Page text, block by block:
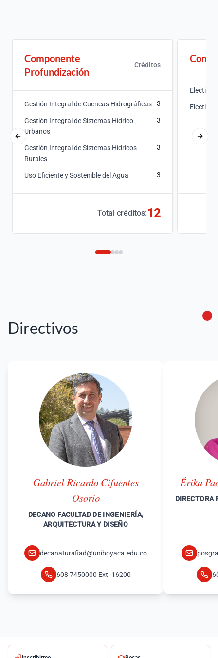
Componente
Profundización
Créditos
Gestión Integral de Cuencas Hidrográficas 3
Gestión Integral de Sistemas Hídrico
Urbanos
3
Gestión Integral de Sistemas Hídricos
Rurales
3
Uso Eficiente y Sostenible del Agua 3
Total créditos:12
Electiva I
Electiva II
Directivos
Gabriel Ricardo Cifuentes
Osorio
DECANO FACULTAD DE INGENIERÍA,
ARQUITECTURA Y DISEÑO
decanaturafiad@uniboyaca.edu.co
608 7450000 Ext. 16200
Érika
DIRECTORA